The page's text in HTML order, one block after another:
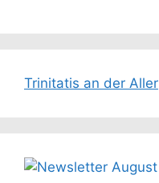
Trinitatis an der Aller